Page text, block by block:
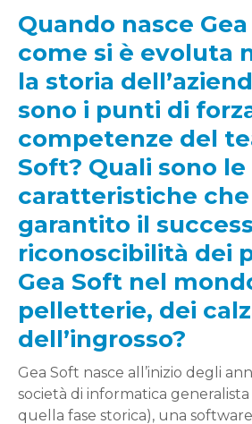
Quando nasce
come si è evoluta
la storia
sono i punti di
competenze del
Soft? Quali sono le
caratteristiche
garantito il
riconoscibilità dei
Gea Soft nel
pelletterie, dei
dell’ingrosso?
Gea Soft nasce all’inizio degli
società di informatica
quella fase storica), una